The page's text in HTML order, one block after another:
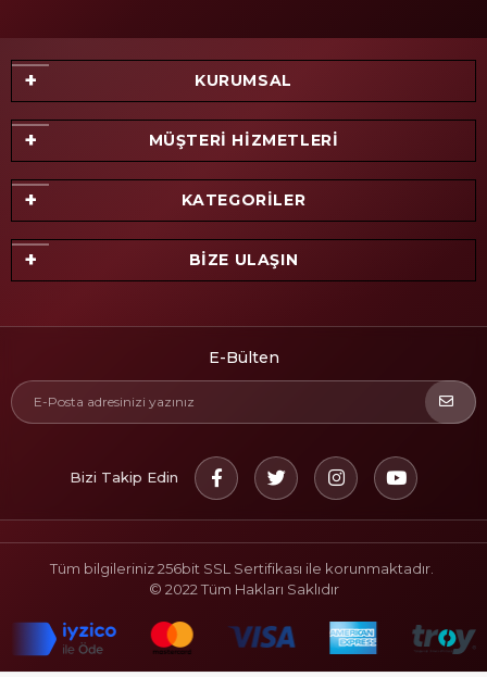
KURUMSAL
MÜŞTERİ HİZMETLERİ
KATEGORİLER
BİZE ULAŞIN
E-Bülten
Bizi Takip Edin
Tüm bilgileriniz 256bit SSL Sertifikası ile korunmaktadır.
© 2022Tüm Hakları Saklıdır